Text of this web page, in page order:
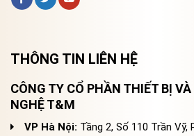
THÔNG TIN LIÊN HỆ
CÔNG TY CỔ PHẦN THIẾT BỊ
NGHỆ T&M
VP Hà Nội: Tầng 2, Số 110 Trần Vỹ,